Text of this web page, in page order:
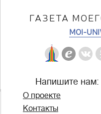
ГАЗЕТА
MOI-
Напишите нам:
О проекте
Контакты